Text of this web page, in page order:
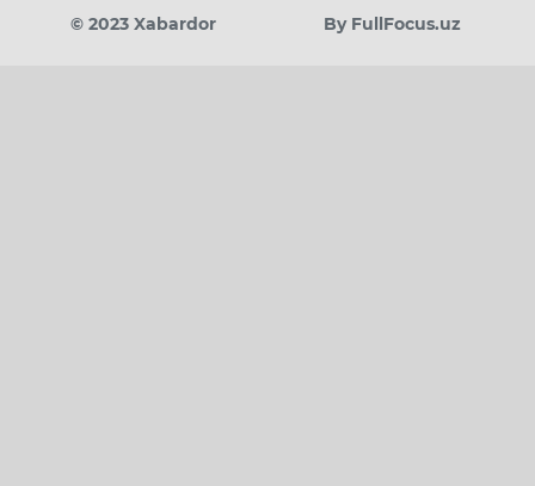
© 2023 Xabardor By FullFocus.uz